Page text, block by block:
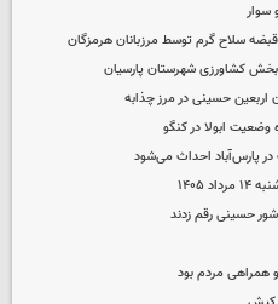
کشاورزی شهرستان پارسیان
ابولا در کنگو
۱۴۰۵
حسینی رقم زدند
و همراهی مردم بود